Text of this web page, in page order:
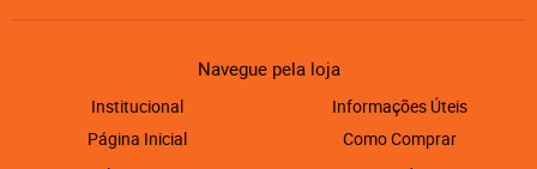
Navegue pela loja
Institucional
Página Inicial
Informações Úteis
Como Comprar